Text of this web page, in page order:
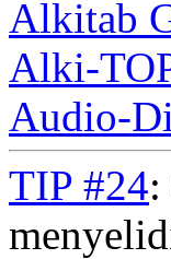
Alkitab
Alki-
Audio-
TIP #24